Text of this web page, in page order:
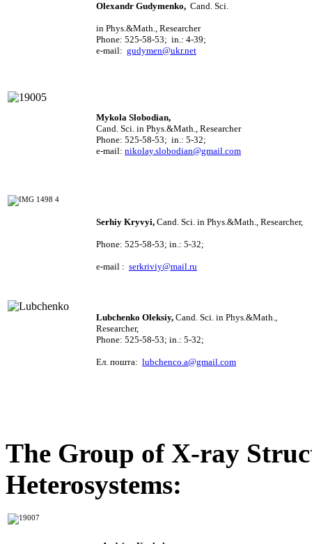
Olexandr Gudymenko, Cand. Sci.
in Phys.&Math., Researcher
Phone: 525-58-53; in.: 4-39;
e-mail: gudymen@ukr.net
Mykola Slobodian,
Cand. Sci. in Phys.&Math., Researcher
Phone: 525-58-53; in.: 5-32;
e-mail: nikolay.slobodian@gmail.com
Serhiy Kryvyi, Cand. Sci. in Phys.&Math., Researcher,
Phone: 525-58-53; in.: 5-32;
e-mail : serkriviy@mail.ru
Lubchenko Oleksiy, Cand. Sci. in Phys.&Math.,
Researcher,
Phone: 525-58-53; in.: 5-32;
Ел. пошта: lubchenco.a@gmail.com
The Group of X-ray
Heterosystems: